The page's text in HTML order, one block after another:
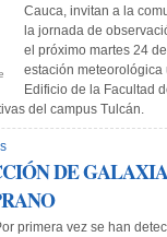
Cauca, invitan a la
la jornada de
el próximo martes 24
estación
Edificio de la Facultad
del campus Tulcán.
DE
primera vez se han